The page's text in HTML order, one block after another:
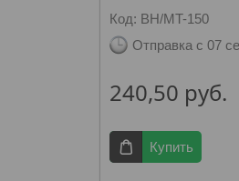
Код: BH/MT-150
Отправка с 07
240,50 руб.
Купить